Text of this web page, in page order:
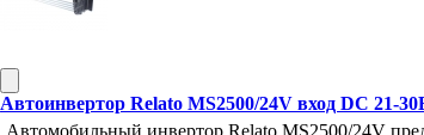
Автоинвертор Relato MS2500/24V вход DC 21-
Автомобильный инвертор Relato MS2500/24V